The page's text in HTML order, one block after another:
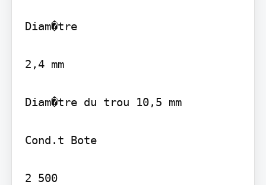
Diam�tre
2,4 mm
Diam�tre du trou 10,5 mm
Cond.t Bote
2 500